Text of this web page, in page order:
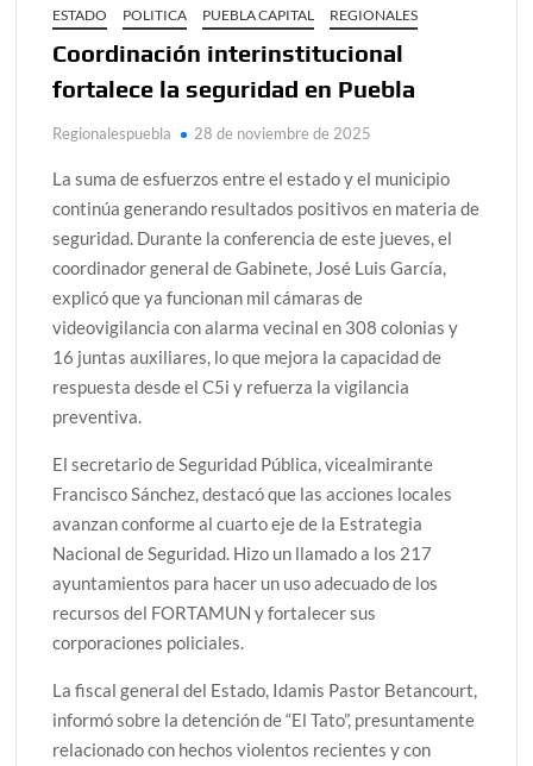
ESTADO POLITICA PUEBLA CAPITAL REGIONALES
Coordinación interinstitucional
fortalece la seguridad en Puebla
Regionalespuebla 28 de noviembre de 2025
La suma de esfuerzos entre el estado y el municipio
continúa generando resultados positivos en materia de
seguridad. Durante la conferencia de este jueves, el
coordinador general de Gabinete, José Luis García,
explicó que ya funcionan mil cámaras de
videovigilancia con alarma vecinal en 308 colonias y
16 juntas auxiliares, lo que mejora la capacidad de
respuesta desde el C5i y refuerza la vigilancia
preventiva.
El secretario de Seguridad Pública, vicealmirante
Francisco Sánchez, destacó que las acciones locales
avanzan conforme al cuarto eje de la Estrategia
Nacional de Seguridad. Hizo un llamado a los 217
ayuntamientos para hacer un uso adecuado de los
recursos del FORTAMUN y fortalecer sus
corporaciones policiales.
La fiscal general del Estado, Idamis Pastor Betancourt,
informó sobre la detención de “El Tato”, presuntamente
relacionado con hechos violentos recientes y con